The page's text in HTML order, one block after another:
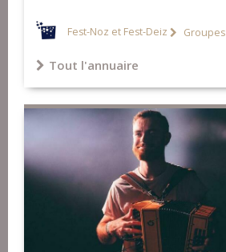
Fest-Noz et Fest-Deiz Groupes
Tout l'annuaire